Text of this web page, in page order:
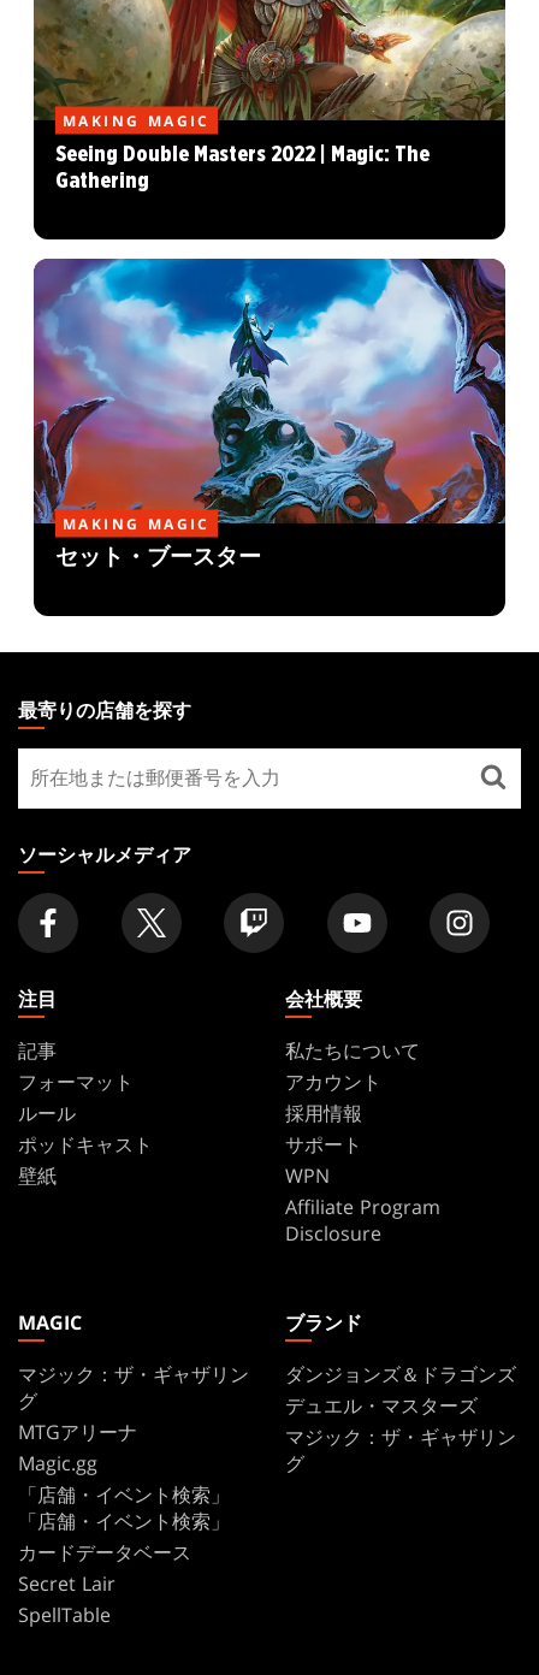
MAKING MAGIC
Seeing Double Masters 2022 | Magic: The
Gathering
MAKING MAGIC
セット・ブースター
THE
GATHERING
FOOTER
最寄りの店舗を探す
寄
り
の
店
舗
を
探
ソーシャルメディア
注目
記事
フォーマット
ルール
ポッドキャスト
壁紙
会社概要
私たちについて
アカウント
採用情報
サポート
WPN
Affiliate Program
Disclosure
MAGIC
マジック：ザ・ギャザリン
グ
MTGアリーナ
Magic.gg
「店舗・イベント検索」
「店舗・イベント検索」
カードデータベース
Secret Lair
SpellTable
ブランド
ダンジョンズ＆ドラゴンズ
デュエル・マスターズ
マジック：ザ・ギャザリン
グ